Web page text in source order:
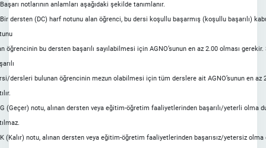
notlarının anlamları aşağıdaki şekilde tanımlanır.
dersten (DC) harf notunu alan öğrenci, bu dersi koşullu başarmış (koşullu başarılı)
öğrencinin bu dersten başarılı sayılabilmesi için AGNO’sunun en az 2.00 olması
dersleri bulunan öğrencinin mezun olabilmesi için tüm derslere ait AGNO’sunun en az
(Geçer) notu, alınan dersten veya eğitim-öğretim faaliyetlerinden başarılı/yeterli olma
(Kalır) notu, alınan dersten veya eğitim-öğretim faaliyetlerinden başarısız/yetersiz